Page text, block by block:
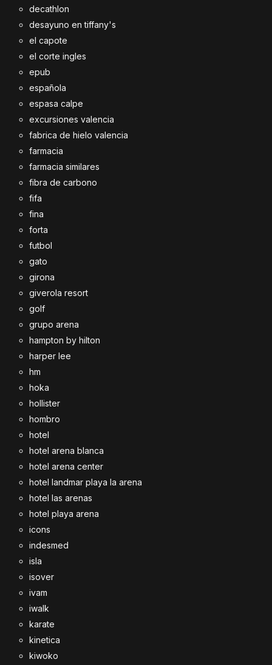
decathlon
desayuno en tiffany's
el capote
el corte ingles
epub
española
espasa calpe
excursiones valencia
fabrica de hielo valencia
farmacia
farmacia similares
fibra de carbono
fifa
fina
forta
futbol
gato
girona
giverola resort
golf
grupo arena
hampton by hilton
harper lee
hm
hoka
hollister
hombro
hotel
hotel arena blanca
hotel arena center
hotel landmar playa la arena
hotel las arenas
hotel playa arena
icons
indesmed
isla
isover
ivam
iwalk
karate
kinetica
kiwoko